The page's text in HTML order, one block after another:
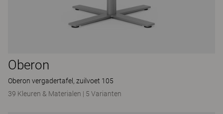
Oberon
Oberon vergadertafel, zuilvoet 105
39 Kleuren & Materialen | 5 Varianten